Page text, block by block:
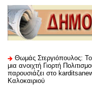
Θωμάς Στεργιόπουλος: Το
μια ανοιχτή Γιορτή
παρουσιάζει στο
Καλοκαιριού